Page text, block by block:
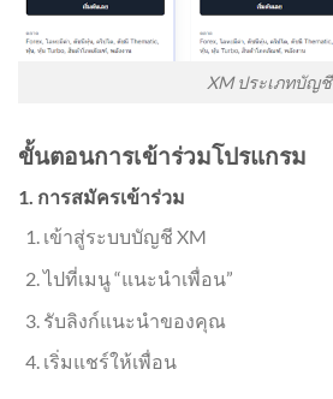
XM ประเภทบัญชี
ขั้นตอนการเข้าร่วมโปรแกรม
1. การสมัครเข้าร่วม
เข้าสู่ระบบบัญชี XM
ไปที่เมนู “แนะนำเพื่อน”
รับลิงก์แนะนำของคุณ
เริ่มแชร์ให้เพื่อน